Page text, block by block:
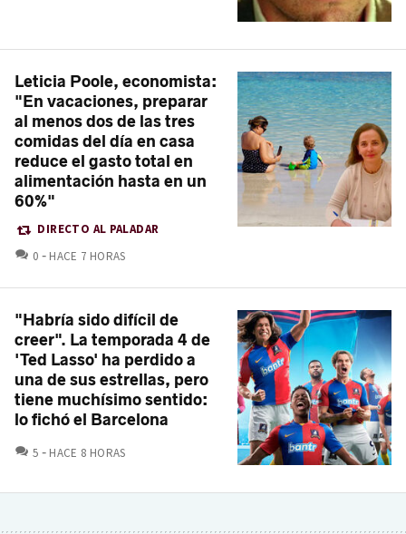
Leticia Poole, economista:
"En vacaciones, preparar
al menos dos de las tres
comidas del día en casa
reduce el gasto total en
alimentación hasta en un
60%"
DIRECTO AL PALADAR
0 COMENTARIOS
HACE 7 HORAS
"Habría sido difícil de
creer". La temporada 4 de
'Ted Lasso' ha perdido a
una de sus estrellas, pero
tiene muchísimo sentido:
lo fichó el Barcelona
5 COMENTARIOS
HACE 8 HORAS